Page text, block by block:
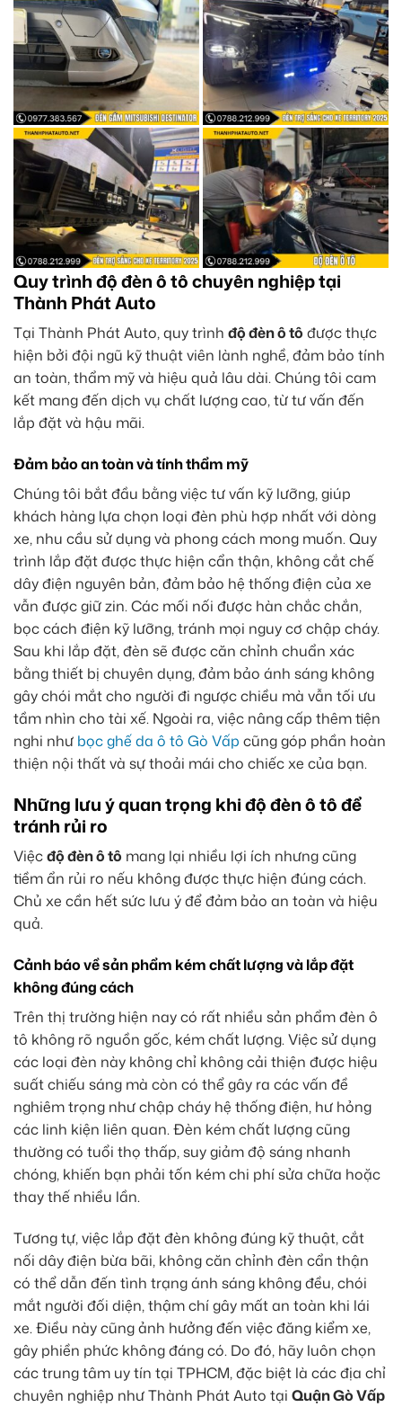
Quy trình độ đèn ô tô chuyên nghiệp tại
Thành Phát Auto
Tại Thành Phát Auto, quy trình độ đèn ô tô được thực
hiện bởi đội ngũ kỹ thuật viên lành nghề, đảm bảo tính
an toàn, thẩm mỹ và hiệu quả lâu dài. Chúng tôi cam
kết mang đến dịch vụ chất lượng cao, từ tư vấn đến
lắp đặt và hậu mãi.
Đảm bảo an toàn và tính thẩm mỹ
Chúng tôi bắt đầu bằng việc tư vấn kỹ lưỡng, giúp
khách hàng lựa chọn loại đèn phù hợp nhất với dòng
xe, nhu cầu sử dụng và phong cách mong muốn. Quy
trình lắp đặt được thực hiện cẩn thận, không cắt chế
dây điện nguyên bản, đảm bảo hệ thống điện của xe
vẫn được giữ zin. Các mối nối được hàn chắc chắn,
bọc cách điện kỹ lưỡng, tránh mọi nguy cơ chập cháy.
Sau khi lắp đặt, đèn sẽ được căn chỉnh chuẩn xác
bằng thiết bị chuyên dụng, đảm bảo ánh sáng không
gây chói mắt cho người đi ngược chiều mà vẫn tối ưu
tầm nhìn cho tài xế. Ngoài ra, việc nâng cấp thêm tiện
nghi như bọc ghế da ô tô Gò Vấp cũng góp phần hoàn
thiện nội thất và sự thoải mái cho chiếc xe của bạn.
Những lưu ý quan trọng khi độ đèn ô tô để
tránh rủi ro
Việcđộ đèn ô tô mang lại nhiều lợi ích nhưng cũng
tiềm ẩn rủi ro nếu không được thực hiện đúng cách.
Chủ xe cần hết sức lưu ý để đảm bảo an toàn và hiệu
quả.
Cảnh báo về sản phẩm kém chất lượng và lắp đặt
không đúng cách
Trên thị trường hiện nay có rất nhiều sản phẩm đèn ô
tô không rõ nguồn gốc, kém chất lượng. Việc sử dụng
các loại đèn này không chỉ không cải thiện được hiệu
suất chiếu sáng mà còn có thể gây ra các vấn đề
nghiêm trọng như chập cháy hệ thống điện, hư hỏng
các linh kiện liên quan. Đèn kém chất lượng cũng
thường có tuổi thọ thấp, suy giảm độ sáng nhanh
chóng, khiến bạn phải tốn kém chi phí sửa chữa hoặc
thay thế nhiều lần.
Tương tự, việc lắp đặt đèn không đúng kỹ thuật, cắt
nối dây điện bừa bãi, không căn chỉnh đèn cẩn thận
có thể dẫn đến tình trạng ánh sáng không đều, chói
mắt người đối diện, thậm chí gây mất an toàn khi lái
xe. Điều này cũng ảnh hưởng đến việc đăng kiểm xe,
gây phiền phức không đáng có. Do đó, hãy luôn chọn
các trung tâm uy tín tại TPHCM, đặc biệt là các địa chỉ
chuyên nghiệp như Thành Phát Auto tại Quận Gò Vấp